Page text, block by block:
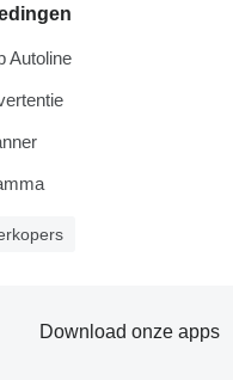
Autoline
Download onze apps